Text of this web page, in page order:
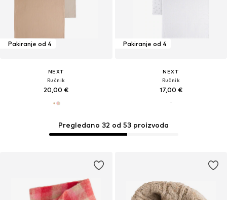
Pakiranje od 4
NEXT
Ručnik
20,00 €
Pakiranje od 4
NEXT
Ručnik
17,00 €
Pregledano 32 od 53 proizvoda